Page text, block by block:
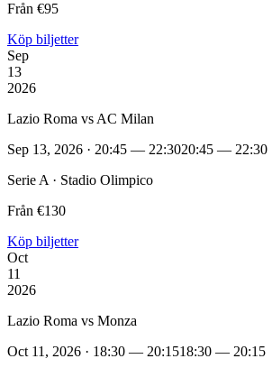
Från €95
Köp biljetter
Sep
13
2026
Lazio Roma vs AC Milan
Sep 13, 2026 · 20:45 — 22:3020:45 — 22:30
Serie A · Stadio Olimpico
Från €130
Köp biljetter
Oct
11
2026
Lazio Roma vs Monza
Oct 11, 2026 · 18:30 — 20:1518:30 — 20:15